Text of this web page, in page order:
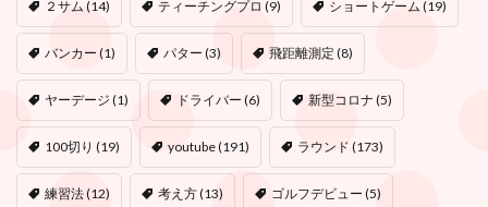
２サム (14) ティーチングプロ (9) ショートゲーム (19)
バンカー (1) パター (3) 飛距離測定 (8)
ヤーデージ (1) ドライバー (6) 新型コロナ (5)
100切り (19) youtube(191) ラウンド (173)
練習法(12) 考え方(13) ゴルフデビュー (5)